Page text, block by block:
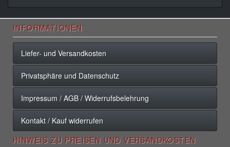
INFORMATIONEN
Liefer- und Versandkosten
Privatsphäre und Datenschutz
Impressum / AGB / Widerrufsbelehrung
Kontakt / Kauf widerrufen
HINWEIS ZU PREISEN UND VERSANDKOSTEN